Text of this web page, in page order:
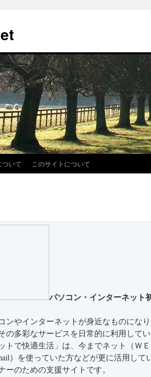
いて このサイトについて
パソコン・インターネット
ンやインターネットが身近なものにな
の多彩なサービスを日常的に利用して
トで快適生活」は、今までネット（Ｗ
）を使っていた方などが更に活用して
ーのための支援サイトです。